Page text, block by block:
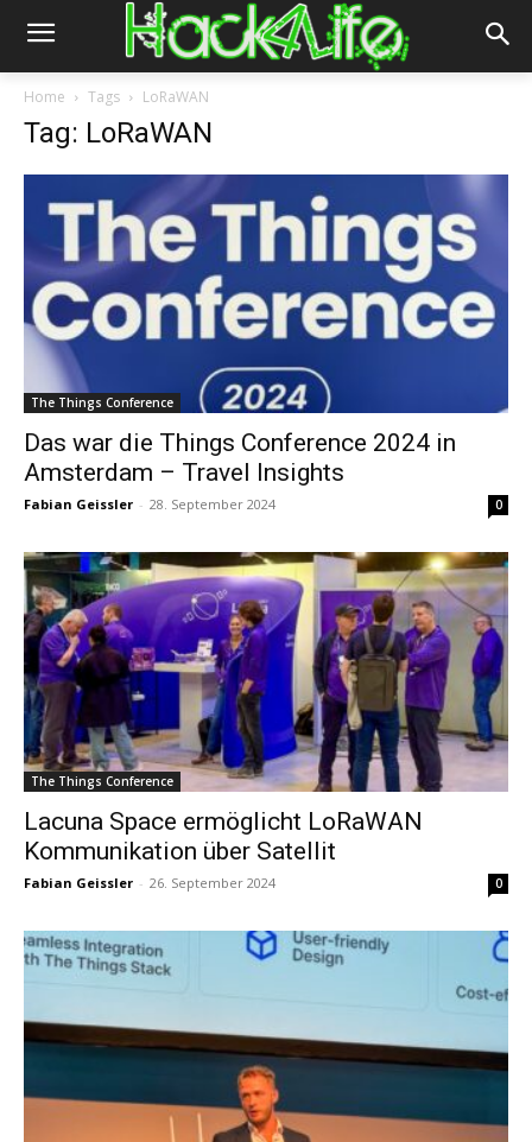
Home Tags LoRaWAN
Tag: LoRaWAN
The Things Conference
Das war die Things Conference 2024 in
Amsterdam – Travel Insights
Fabian Geissler - 28. September 2024 0
The Things Conference
Lacuna Space ermöglicht LoRaWAN
Kommunikation über Satellit
Fabian Geissler - 26. September 2024 0